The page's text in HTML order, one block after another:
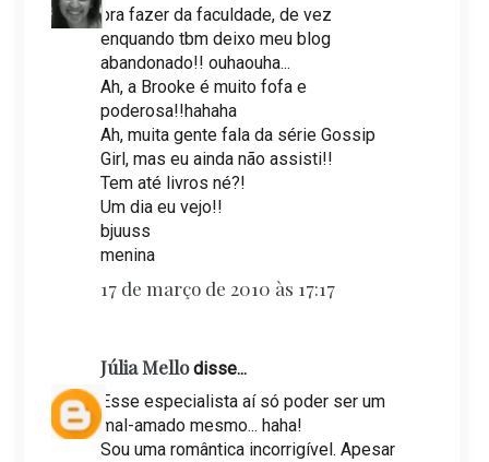
pra fazer da faculdade, de vez
enquando tbm deixo meu blog
abandonado!! ouhaouha...
Ah, a Brooke é muito fofa e
poderosa!!hahaha
Ah, muita gente fala da série Gossip
Girl, mas eu ainda não assisti!!
Tem até livros né?!
Um dia eu vejo!!
bjuuss
menina
17 de março de 2010 às 17:17
Júlia Mellodisse...
Esse especialista aí só poder ser um
mal-amado mesmo... haha!
Sou uma romântica incorrigível. Apesar